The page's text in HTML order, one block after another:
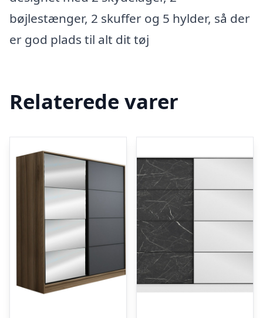
bøjlestænger, 2 skuffer og 5 hylder, så der
er god plads til alt dit tøj
Relaterede varer